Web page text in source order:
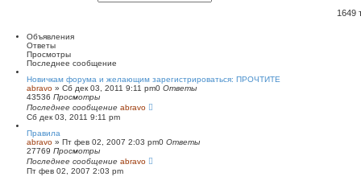
н
ы
й
п
о
и
1649
Объявления
Ответы
Просмотры
Последнее сообщение
Новичкам форума и желающим зарегистрироваться: ПРОЧТИТЕ
abravo » Сб дек 03, 2011 9:11 pm0 Ответы
43536 Просмотры
Последнее сообщение abravo
Сб дек 03, 2011 9:11 pm
Правила
abravo » Пт фев 02, 2007 2:03 pm0 Ответы
27769 Просмотры
Последнее сообщение abravo
Пт фев 02, 2007 2:03 pm